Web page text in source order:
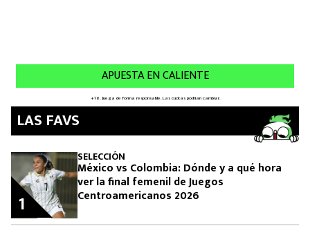
LAS FAVS
SELECCIÓN
México vs Colombia: Dónde y a qué hora
ver la final femenil de Juegos
Centroamericanos 2026
1